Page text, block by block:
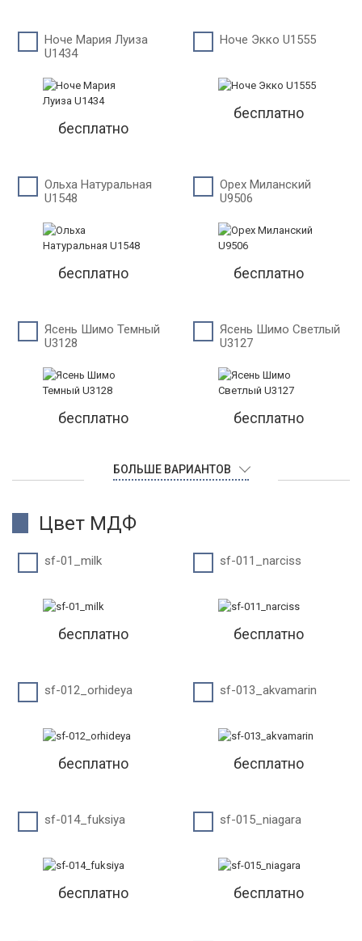
Ноче Мария Луиза
U1434
бесплатно
Ноче Экко U1555
бесплатно
Ольха Натуральная
U1548
бесплатно
Орех Миланский
U9506
бесплатно
Ясень Шимо Темный
U3128
бесплатно
Ясень Шимо Светлый
U3127
бесплатно
БОЛЬШЕ ВАРИАНТОВ
Цвет МДФ
sf-01_milk
бесплатно
sf-011_narciss
бесплатно
sf-012_orhideya
бесплатно
sf-013_akvamarin
бесплатно
sf-014_fuksiya
бесплатно
sf-015_niagara
бесплатно